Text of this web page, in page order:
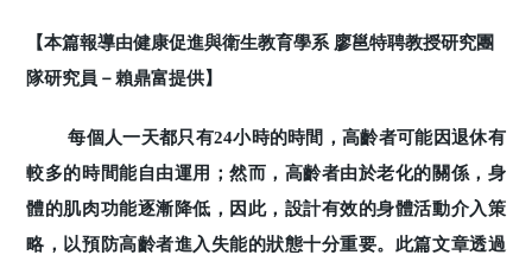
【本篇報導由健康促進與衛生教育學系 廖邕特聘教授研究團
隊研究員－賴鼎富提供】
每個人一天都只有24小時的時間，高齡者可能因退休有
較多的時間能自由運用；然而，高齡者由於老化的關係，身
體的肌肉功能逐漸降低，因此，設計有效的身體活動介入策
略，以預防高齡者進入失能的狀態十分重要。此篇文章透過